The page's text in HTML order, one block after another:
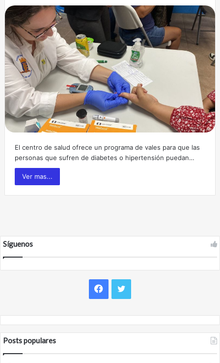
El centro de salud ofrece un programa de vales para que las
personas que sufren de diabetes o hipertensión puedan…
Ver mas...
Síguenos
Posts populares